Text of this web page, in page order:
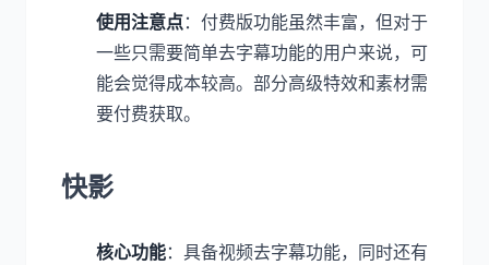
使用注意点：付费版功能虽然丰富，但对于
一些只需要简单去字幕功能的用户来说，可
能会觉得成本较高。部分高级特效和素材需
要付费获取。
快影
核心功能：具备视频去字幕功能，同时还有